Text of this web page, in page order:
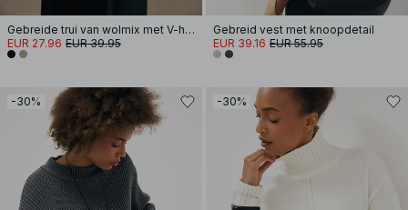
Gebreide trui van wolmix met V-hals
EUR 27.96 EUR 39.95
Gebreid vest met knoopdetail
EUR 39.16 EUR 55.95
-30% -30%